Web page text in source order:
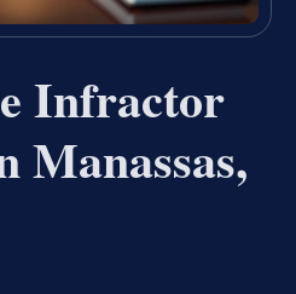
Infractor
Manassas,